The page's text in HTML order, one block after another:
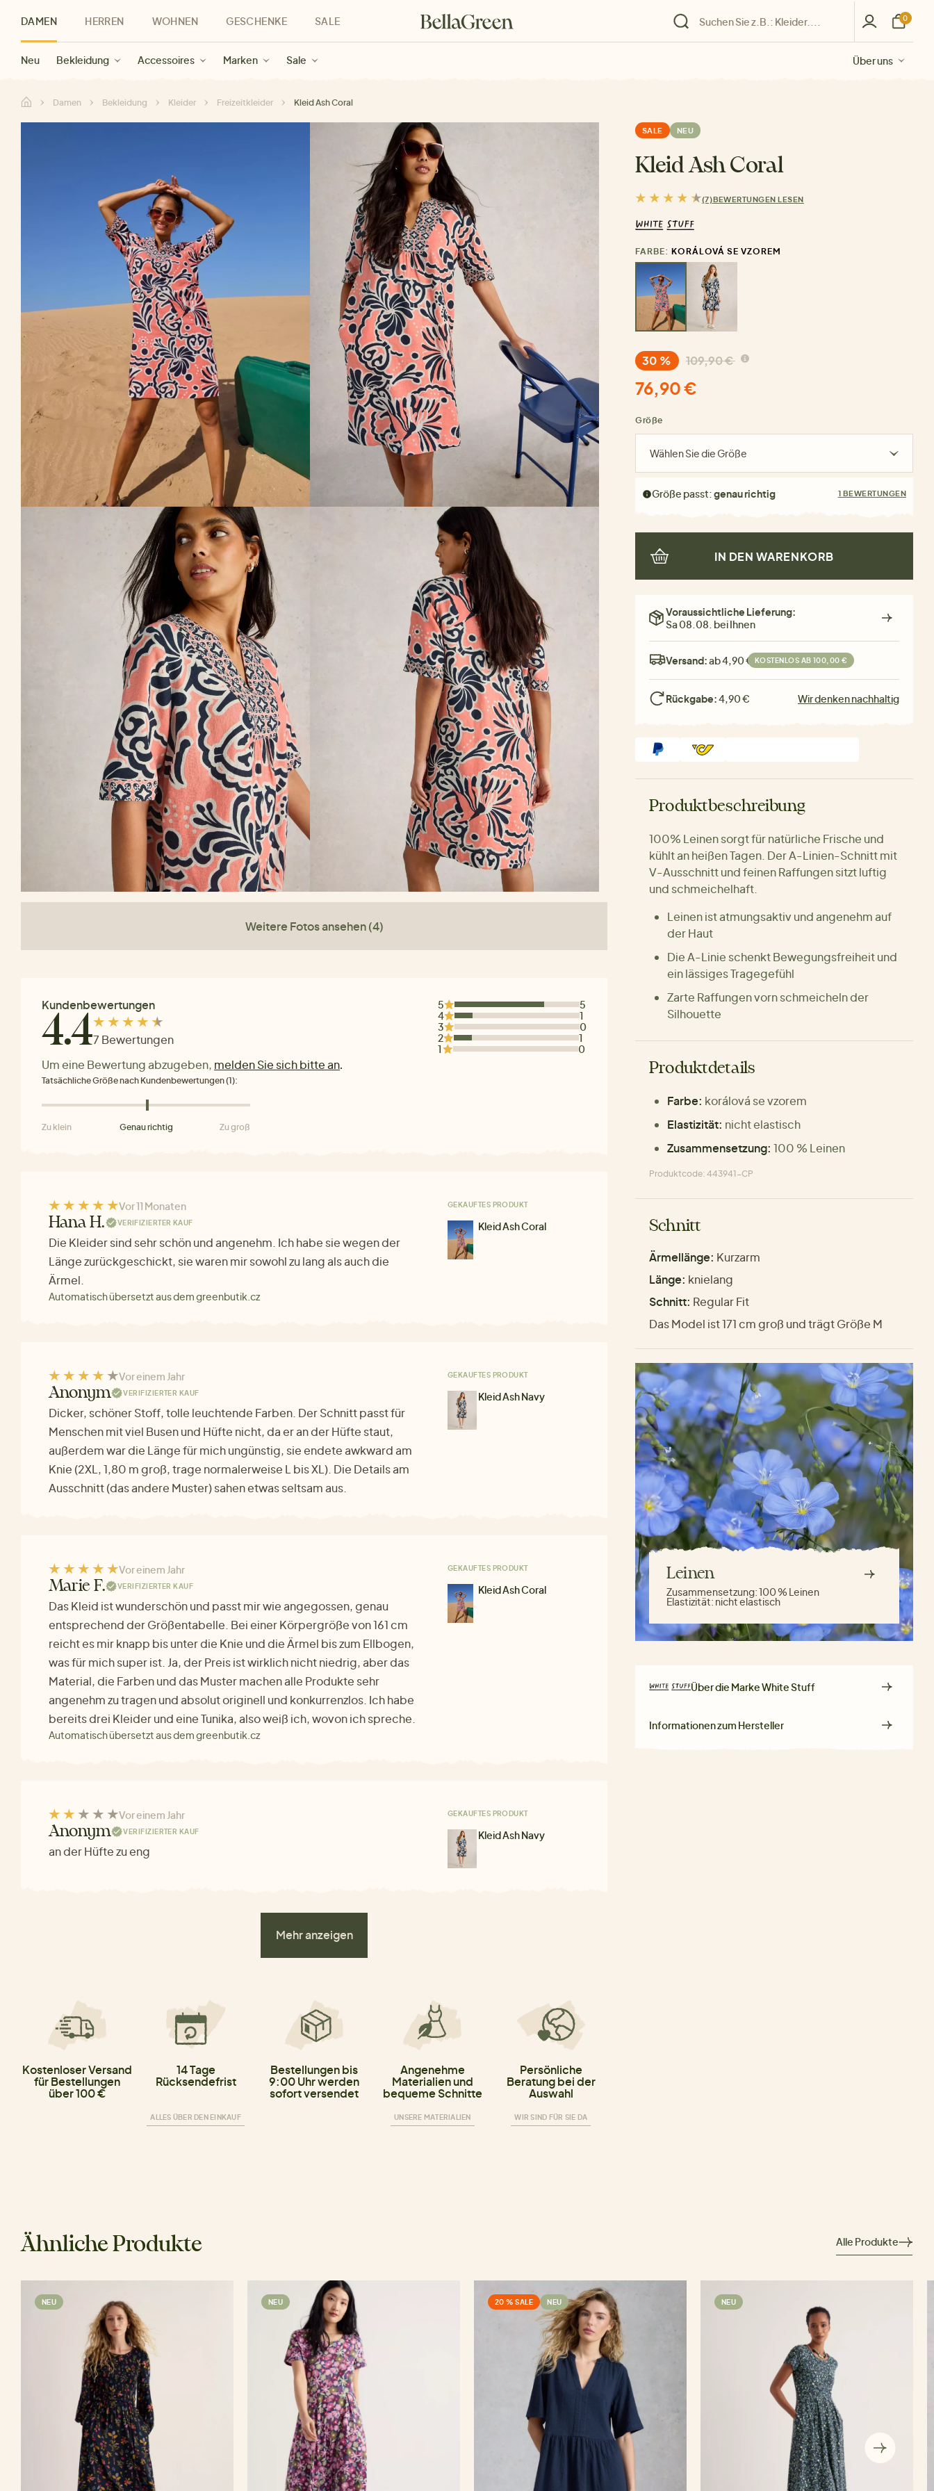
DAMEN
Neu Bekleidung Accessoires Marken Sale Über uns
HERREN
Herren Neu Bekleidung Marken Sale Über uns
WOHNEN
Kategorien Marken Sale Über uns
GESCHENKE
Geschenke für Frauen Geschenke für Männer Geschenke für Kinder Über uns
SALE
Sale Damen Sale Herren Über uns
0
Damen Bekleidung Kleider Freizeitkleider Kleid Ash Coral
Weitere Fotos ansehen (4)
Kundenbewertungen
4.47 Bewertungen
Um eine Bewertung abzugeben, melden Sie sich bitte an.
5
5
4
1
3
0
2
1
1
0
Tatsächliche Größe nach Kundenbewertungen (1):
Zu klein Genau richtig Zu groß
Vor 11 Monaten
Hana H. VERIFIZIERTER KAUF
Die Kleider sind sehr schön und angenehm. Ich habe sie wegen der
Länge zurückgeschickt, sie waren mir sowohl zu lang als auch die
Ärmel.
Automatisch übersetzt aus dem greenbutik.cz
GEKAUFTES PRODUKT
Kleid Ash Coral
Vor einem Jahr
Anonym VERIFIZIERTER KAUF
Dicker, schöner Stoff, tolle leuchtende Farben. Der Schnitt passt für
Menschen mit viel Busen und Hüfte nicht, da er an der Hüfte staut,
außerdem war die Länge für mich ungünstig, sie endete awkward am
Knie (2XL, 1,80 m groß, trage normalerweise L bis XL). Die Details am
Ausschnitt (das andere Muster) sahen etwas seltsam aus.
GEKAUFTES PRODUKT
Kleid Ash Navy
Vor einem Jahr
Marie F. VERIFIZIERTER KAUF
Das Kleid ist wunderschön und passt mir wie angegossen, genau
entsprechend der Größentabelle. Bei einer Körpergröße von 161 cm
reicht es mir knapp bis unter die Knie und die Ärmel bis zum Ellbogen,
was für mich super ist. Ja, der Preis ist wirklich nicht niedrig, aber das
Material, die Farben und das Muster machen alle Produkte sehr
angenehm zu tragen und absolut originell und konkurrenzlos. Ich habe
bereits drei Kleider und eine Tunika, also weiß ich, wovon ich spreche.
Automatisch übersetzt aus dem greenbutik.cz
GEKAUFTES PRODUKT
Kleid Ash Coral
Vor einem Jahr
Anonym VERIFIZIERTER KAUF
an der Hüfte zu eng
GEKAUFTES PRODUKT
Kleid Ash Navy
Mehr anzeigen
Kostenloser Versand
für Bestellungen
über 100 €
14 Tage
Rücksendefrist
ALLES ÜBER DEN EINKAUF
Bestellungen bis
9:00 Uhr werden
sofort versendet
Angenehme
Materialien und
bequeme Schnitte
UNSERE MATERIALIEN
Persönliche
Beratung bei der
Auswahl
WIR SIND FÜR SIE DA
SALE NEU
Kleid Ash Coral
(7)BEWERTUNGEN LESEN
FARBE: KORÁLOVÁ SE VZOREM
30 % 109,90 €
76,90 €
Größe
Wählen Sie die Größe
Größe passt:genau richtig 1 BEWERTUNGEN
IN DEN WARENKORB
Voraussichtliche Lieferung:
Sa 08.08. bei Ihnen
Versand:ab 4,90 € KOSTENLOS AB 100,00 €
Rückgabe:4,90 € Wir denken nachhaltig
Produktbeschreibung
100% Leinen sorgt für natürliche Frische und
kühlt an heißen Tagen. Der A-Linien-Schnitt mit
V-Ausschnitt und feinen Raffungen sitzt luftig
und schmeichelhaft.
Leinen ist atmungsaktiv und angenehm auf
der Haut
Die A-Linie schenkt Bewegungsfreiheit und
ein lässiges Tragegefühl
Zarte Raffungen vorn schmeicheln der
Silhouette
Produktdetails
Farbe: korálová se vzorem
Elastizität: nicht elastisch
Zusammensetzung: 100 % Leinen
Produktcode: 443941-CP
Schnitt
Ärmellänge: Kurzarm
Länge: knielang
Schnitt: Regular Fit
Das Model ist 171 cm groß und trägt Größe M
Leinen
Zusammensetzung:100 % Leinen
Elastizität: nicht elastisch
Über die MarkeWhite Stuff
Informationen zum Hersteller
Ähnliche Produkte Alle Produkte
NEU NEU 20 % SALE NEU NEU